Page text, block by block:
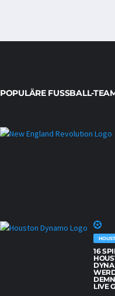
POPULÄRE FUSSBALL-
16
LIVE